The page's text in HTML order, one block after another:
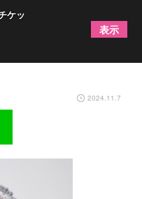
演の開催が決定
2024.11.7
ケッ
表示